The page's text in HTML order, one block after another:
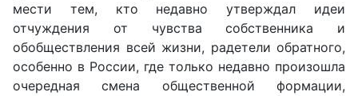
мести тем, кто недавно утверждал идеи
отчуждения от чувства собственника и
обобществления всей жизни, радетели обратного,
особенно в России, где только недавно произошла
очередная смена общественной формации,